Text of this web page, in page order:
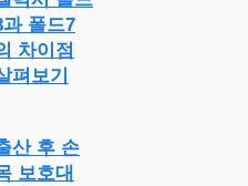
과 폴드7
차이점
펴보기
산 후 손
보호대